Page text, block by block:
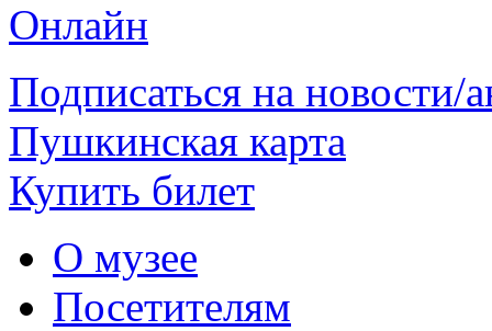
Онлайн
Подписаться на новости/
Пушкинская карта
Купить билет
О музее
Посетителям